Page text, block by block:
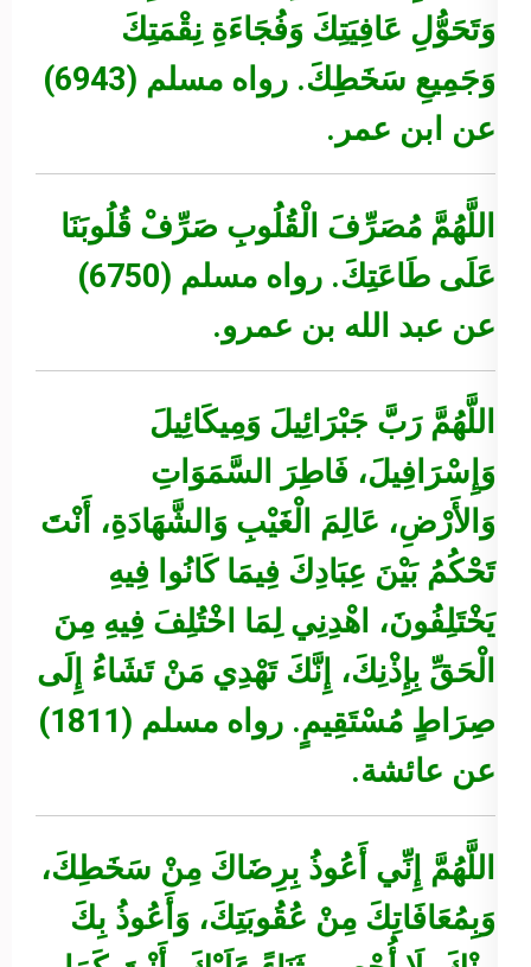
وَتَحَوُّلِ عَافِيَتِكَ وَفُجَاءَةِ نِقْمَتِكَ
وَجَمِيعِ سَخَطِكَ.
رواه مسلم (6943)
عن ابن عمر.
اللَّهُمَّ مُصَرِّفَ الْقُلُوبِ صَرِّفْ قُلُوبَنَا
عَلَى طَاعَتِكَ.
رواه مسلم (6750)
عن عبد الله بن عمرو.
اللَّهُمَّ رَبَّ جَبْرَائِيلَ وَمِيكَائِيلَ
وَإِسْرَافِيلَ، فَاطِرَ السَّمَوَاتِ
وَالأَرْضِ، عَالِمَ الْغَيْبِ وَالشَّهَادَةِ، أَنْتَ
تَحْكُمُ بَيْنَ عِبَادِكَ فِيمَا كَانُوا فِيهِ
يَخْتَلِفُونَ، اهْدِنِي لِمَا اخْتُلِفَ فِيهِ مِنَ
الْحَقِّ بِإِذْنِكَ، إِنَّكَ تَهْدِي مَنْ تَشَاءُ إِلَى
صِرَاطٍ مُسْتَقِيمٍ.
رواه مسلم (1811)
عن عائشة.
اللَّهُمَّ إِنِّي أَعُوذُ بِرِضَاكَ مِنْ سَخَطِكَ،
وَبِمُعَافَاتِكَ مِنْ عُقُوبَتِكَ، وَأَعُوذُ بِكَ